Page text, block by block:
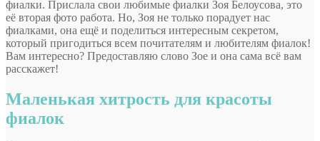
фиалки. Прислала свои любимые фиалки Зоя Белоусова, это
её вторая фото работа. Но, Зоя не только порадует нас
фиалками, она ещё и поделиться интересным секретом,
который пригодиться всем почитателям и любителям фиалок!
Вам интересно? Предоставляю слово Зое и она сама всё вам
расскажет!
Маленькая хитрость для красоты
фиалок